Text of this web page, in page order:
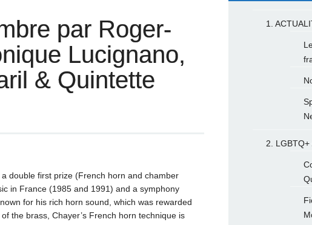
par Roger-
Lucignano,
& Quintette
double first prize (French horn and chamber
in France (1985 and 1991) and a symphony
for his rich horn sound, which was rewarded
the brass, Chayer’s French horn technique is
1.
2.